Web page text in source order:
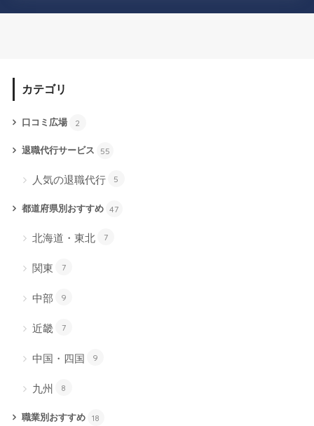
カテゴリ
口コミ広場 2
退職代行サービス 55
人気の退職代行 5
都道府県別おすすめ 47
北海道・東北 7
関東 7
中部 9
近畿 7
中国・四国 9
九州 8
職業別おすすめ 18